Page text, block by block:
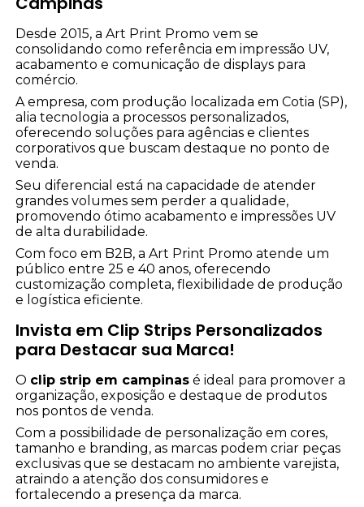
Desde 2015, a Art Print Promo vem se
consolidando como referência em impressão UV,
acabamento e comunicação de displays para
comércio.
A empresa, com produção localizada em Cotia (SP),
alia tecnologia a processos personalizados,
oferecendo soluções para agências e clientes
corporativos que buscam destaque no ponto de
venda.
Seu diferencial está na capacidade de atender
grandes volumes sem perder a qualidade,
promovendo ótimo acabamento e impressões UV
de alta durabilidade.
Com foco em B2B, a Art Print Promo atende um
público entre 25 e 40 anos, oferecendo
customização completa, flexibilidade de produção
e logística eficiente.
Invista em Clip Strips Personalizados
para Destacar sua Marca!
O clip strip em campinas é ideal para promover a
organização, exposição e destaque de produtos
nos pontos de venda.
Com a possibilidade de personalização em cores,
tamanho e branding, as marcas podem criar peças
exclusivas que se destacam no ambiente varejista,
atraindo a atenção dos consumidores e
fortalecendo a presença da marca.